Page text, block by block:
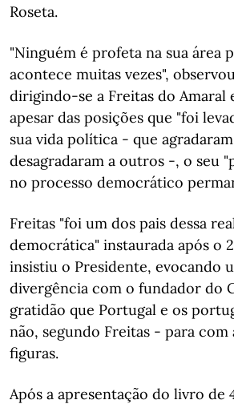
Roseta.
"Ninguém é profeta na sua área
acontece muitas vezes",
dirigindo-se a Freitas do Amaral
apesar das posições que "foi
sua vida política - que
desagradaram a outros -, o seu
no processo democrático
Freitas "foi um dos pais dessa
democrática" instaurada após o
insistiu o Presidente, evocando
divergência com o fundador do
gratidão que Portugal e os
não, segundo Freitas - para com
figuras.
Após a apresentação do livro de